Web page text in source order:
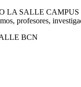
LA SALLE
profesores,
BCN